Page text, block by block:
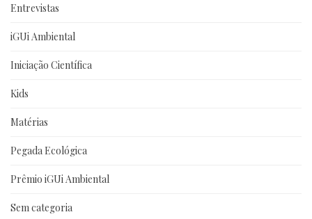
Entrevistas
iGUi Ambiental
Iniciação Científica
Kids
Matérias
Pegada Ecológica
Prêmio iGUi Ambiental
Sem categoria